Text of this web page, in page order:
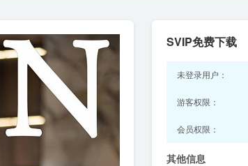
SVIP免费下载
未登录用户：
游客权限：
会员权限：
其他信息